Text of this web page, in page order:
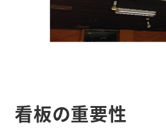
看板の重要性